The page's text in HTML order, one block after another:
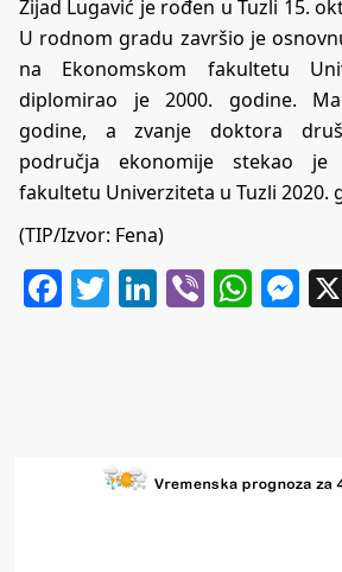
Zijad Lugavić je rođen u Tuzli 15.
U rodnom gradu završio je
na Ekonomskom fakultetu
diplomirao je 2000. godine.
godine, a zvanje doktora
područja ekonomije stekao je
fakultetu Univerziteta u Tuzli 2020.
(TIP/Izvor: Fena)
Facebook
Twitter
LinkedIn
Viber